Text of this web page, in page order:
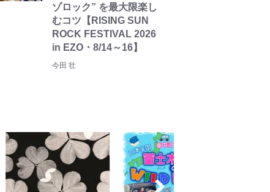
ゾロック” を最大限楽し
むコツ【RISING SUN
ROCK FESTIVAL 2026
in EZO・8/14～16】
今田 壮